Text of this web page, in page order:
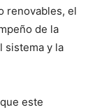
renovables, el
de la
sistema y la
este